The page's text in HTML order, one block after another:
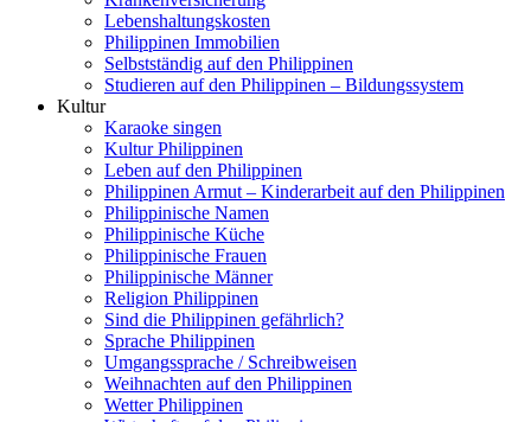
Lebenshaltungskosten
Philippinen Immobilien
Selbstständig auf den Philippinen
Studieren auf den Philippinen – Bildungssystem
Kultur
Karaoke singen
Kultur Philippinen
Leben auf den Philippinen
Philippinen Armut – Kinderarbeit auf den Philippinen
Philippinische Namen
Philippinische Küche
Philippinische Frauen
Philippinische Männer
Religion Philippinen
Sind die Philippinen gefährlich?
Sprache Philippinen
Umgangssprache / Schreibweisen
Weihnachten auf den Philippinen
Wetter Philippinen